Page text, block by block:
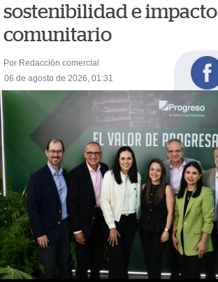
sostenibilidad e impacto
comunitario
Por Redacción comercial
06 de agosto de 2026, 01:31